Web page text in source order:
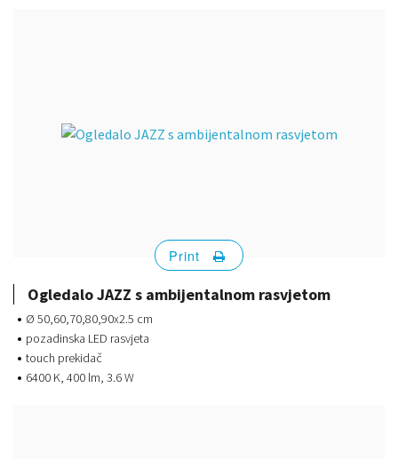
Ogledalo JAZZ s ambijentalnom rasvjetom
Ø 50,60,70,80,90x2.5 cm
pozadinska LED rasvjeta
touch prekidač
6400 K, 400 lm, 3.6 W
Print